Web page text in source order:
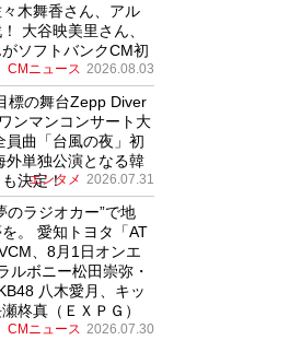
木舞香さん、アル
大谷映美里さん、
ソフトバンクCM初
CMニュース 2026.08.03
標の舞台Zepp Diver
ンマンコンサート大
員曲「台風の夜」初
外単独公演となる韓
決定！
エンタメ 2026.07.31
のラジオカー”で地
。 愛知トヨタ「AT
、8月1日オンエ
ルボニー松田崇弥・
八木愛月、キッ
柊真（ＥＸＰＧ）
CMニュース 2026.07.30